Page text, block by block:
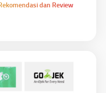
dan Review